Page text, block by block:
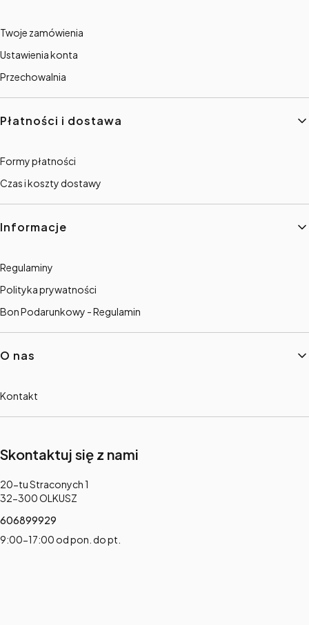
Twoje zamówienia
Ustawienia konta
Przechowalnia
Płatności i dostawa
Formy płatności
Czas i koszty dostawy
Informacje
Regulaminy
Polityka prywatności
Bon Podarunkowy - Regulamin
O nas
Kontakt
Skontaktuj się z nami
Adres:
20-tu Straconych 1
32-300 OLKUSZ
606899929
9:00-17:00 od pon. do pt.